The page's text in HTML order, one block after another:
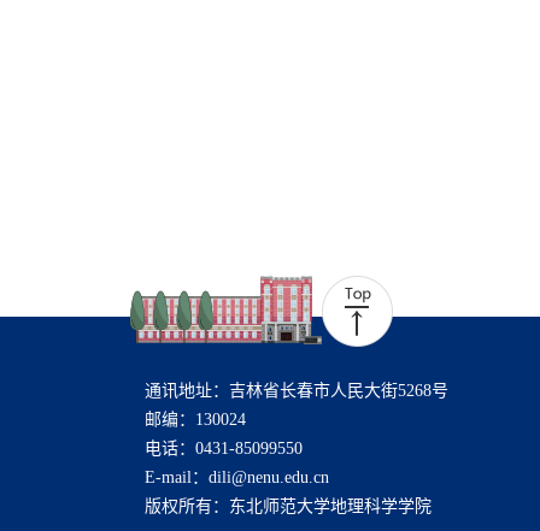
通讯地址：吉林省长春市人民大街5268号
邮编：130024
电话：0431-85099550
E-mail：dili@nenu.edu.cn
版权所有：东北师范大学地理科学学院